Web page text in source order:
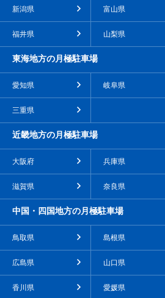
新潟県 富山県
福井県 山梨県
東海地方の月極駐車場
愛知県 岐阜県
三重県
近畿地方の月極駐車場
大阪府 兵庫県
滋賀県 奈良県
中国・四国地方の月極駐車場
鳥取県 島根県
広島県 山口県
香川県 愛媛県